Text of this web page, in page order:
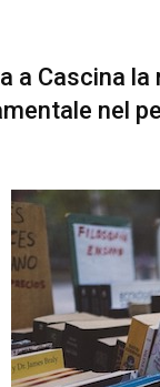
a Cascina la
nel